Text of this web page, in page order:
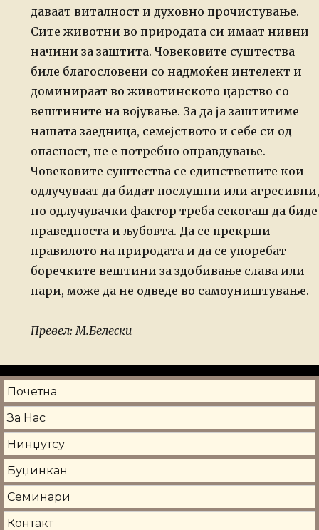
даваат виталност и духовно прочистување.
Сите животни во природата си имаат нивни
начини за заштита. Човековите суштества
биле благословени со надмоќен интелект и
доминираат во животинското царство со
вештините на војување. За да ја заштитиме
нашата заедница, семејството и себе си од
опасност, не е потребно оправдување.
Човековите суштества се единствените кои
одлучуваат да бидат послушни или агресивни,
но одлучувачки фактор треба секогаш да биде
праведностаи љубовта. Да се прекрши
правилото на природата и да се упоребат
боречките вештини за здобивање слава или
пари, може да не одведе во самоуништување.
Превел: М.Белески
Почетна
За Нас
Нинџутсу
Буџинкан
Семинари
Контакт